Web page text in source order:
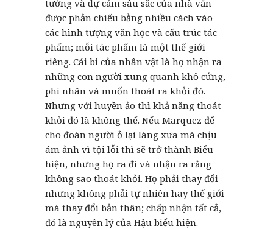
tưởng và dự cảm sâu sắc của nhà văn
được phản chiếu bằng nhiều cách vào
các hình tượng văn học và cấu trúc tác
phẩm; mỗi tác phẩm là một thế giới
riêng. Cái bi của nhân vật là họ nhận ra
những con người xung quanh khô cứng,
phi nhân và muốn thoát ra khỏi đó.
Nhưng với huyền ảo thì khả năng thoát
khỏi đó là không thể. Nếu Marquez để
cho đoàn người ở lại làng xưa mà chịu
ám ảnh vì tội lỗi thì sẽ trở thành Biểu
hiện, nhưng họ ra đi và nhận ra rằng
không sao thoát khỏi. Họ phải thay đổi
nhưng không phải tự nhiên hay thế giới
mà thay đổi bản thân; chấp nhận tất cả,
đó là nguyên lý của Hậu biểu hiện.